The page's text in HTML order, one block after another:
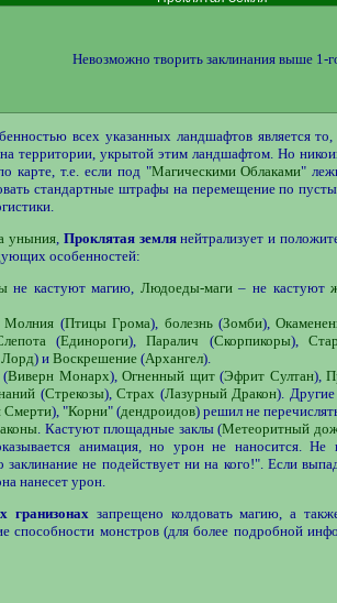
Невозможно творить заклинания выше 1-
всех указанных ландшафтов является
территории, укрытой этим ландшафтом. Но
карте, т.е. если под "Магическими Облаками"
стандартные штрафы на перемещение по
уныния, Проклятая землянейтрализует и
особенностей:
не кастуют магию, Людоеды-маги– не кастуют
Молния (Птицы Грома), болезнь(Зомби),
(Единороги),Паралич (Скорпикоры),
) и Воскрешение(Архангел).
(Виверн Монарх),Огненный щит(Эфрит Султан),
(Стрекозы),Страх (Лазурный Дракон).
Смерти), "Корни" (дендроидов) решил не
. Кастуют площадные заклы (Метеоритный
анимация, но урон не наносится. Не
не подействует ни на кого!". Если
нанесет урон.
гранизонах запрещено колдовать магию, а
способности монстров (для более подробной